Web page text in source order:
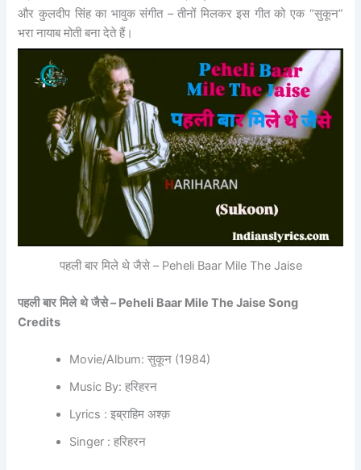
और कुलदीप सिंह का भावुक संगीत – तीनों मिलकर इस गीत को एक “सुकून”
भरा नायाब मोती बना देते हैं।
पहली बार मिले थे जैसे – Peheli Baar Mile The Jaise
पहली बार मिले थे जैसे– Peheli Baar Mile The Jaise Song
Credits
Movie/Album: सुकून (1984)
Music By: हरिहरन
Lyrics : इब्राहिम अश्क़
Singer : हरिहरन